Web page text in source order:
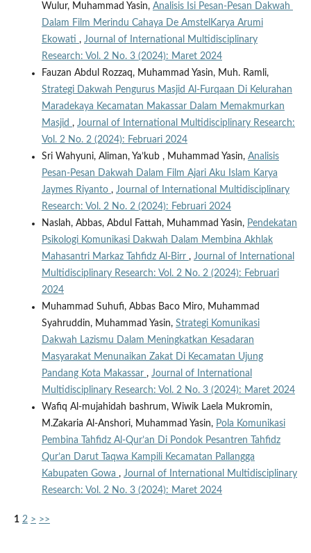
Wulur, Muhammad Yasin, Analisis Isi Pesan-Pesan Dakwah
Dalam Film Merindu Cahaya De AmstelKarya Arumi
Ekowati , Journal of International Multidisciplinary
Research: Vol. 2 No. 3 (2024): Maret 2024
Fauzan Abdul Rozzaq, Muhammad Yasin, Muh. Ramli,
Strategi Dakwah Pengurus Masjid Al-Furqaan Di Kelurahan
Maradekaya Kecamatan Makassar Dalam Memakmurkan
Masjid , Journal of International Multidisciplinary Research:
Vol. 2 No. 2 (2024): Februari 2024
Sri Wahyuni, Aliman, Ya’kub , Muhammad Yasin, Analisis
Pesan-Pesan Dakwah Dalam Film Ajari Aku Islam Karya
Jaymes Riyanto , Journal of International Multidisciplinary
Research: Vol. 2 No. 2 (2024): Februari 2024
Naslah, Abbas, Abdul Fattah, Muhammad Yasin, Pendekatan
Psikologi Komunikasi Dakwah Dalam Membina Akhlak
Mahasantri Markaz Tahfidz Al-Birr , Journal of International
Multidisciplinary Research: Vol. 2 No. 2 (2024): Februari
2024
Muhammad Suhufi, Abbas Baco Miro, Muhammad
Syahruddin, Muhammad Yasin, Strategi Komunikasi
Dakwah Lazismu Dalam Meningkatkan Kesadaran
Masyarakat Menunaikan Zakat Di Kecamatan Ujung
Pandang Kota Makassar , Journal of International
Multidisciplinary Research: Vol. 2 No. 3 (2024): Maret 2024
Wafiq Al-mujahidah bashrum, Wiwik Laela Mukromin,
M.Zakaria Al-Anshori, Muhammad Yasin, Pola Komunikasi
Pembina Tahfidz Al-Qur’an Di Pondok Pesantren Tahfidz
Qur’an Darut Taqwa Kampili Kecamatan Pallangga
Kabupaten Gowa , Journal of International Multidisciplinary
Research: Vol. 2 No. 3 (2024): Maret 2024
1 2 > >>